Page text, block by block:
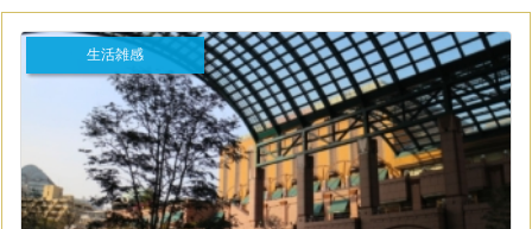
生活雑感